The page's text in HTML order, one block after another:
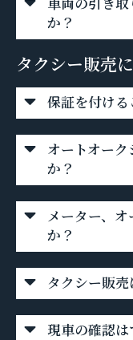
か？
タクシー販売
保証を付ける
オートオー
か？
メーター、
か？
タクシー販
現車の確認は